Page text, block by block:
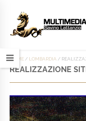
HOME / LOMBARDIA /
REALIZZAZIONE